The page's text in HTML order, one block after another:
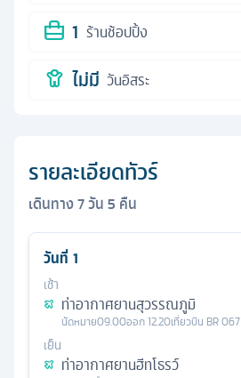
1 ร้านช้อปปิ้ง
ไม่มี วันอิสระ
รายละเอียดทัวร์
เดินทาง7วัน5 คืน
วันที่ 1
เช้า
ท่าอากาศยานสุวรรณภูมิ
นัดหมาย09.00ออก12.20เที่ยวบิน BR 067
เย็น
ท่าอากาศยานฮีทโธรว์